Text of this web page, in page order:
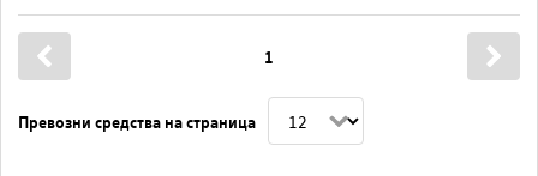
Превозни средства на страница
1